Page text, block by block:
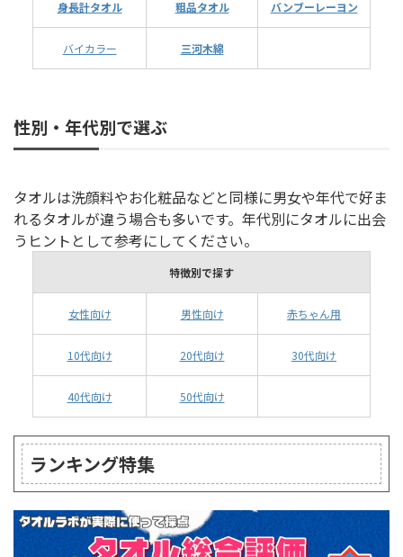
身長計タオル 粗品タオル バンブーレーヨン
バイカラー 三河木綿
性別・年代別で選ぶ
タオルは洗顔料やお化粧品などと同様に男女や年代で好ま
れるタオルが違う場合も多いです。年代別にタオルに出会
うヒントとして参考にしてください。
特徴別で探す
女性向け 男性向け 赤ちゃん用
10代向け 20代向け 30代向け
40代向け 50代向け
ランキング特集